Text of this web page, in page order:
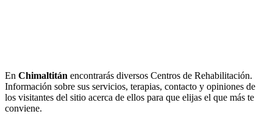
En Chimaltitán encontrarás diversos Centros de Rehabilitación.
Información sobre sus servicios, terapias, contacto y opiniones de
los visitantes del sitio acerca de ellos para que elijas el que más te
conviene.